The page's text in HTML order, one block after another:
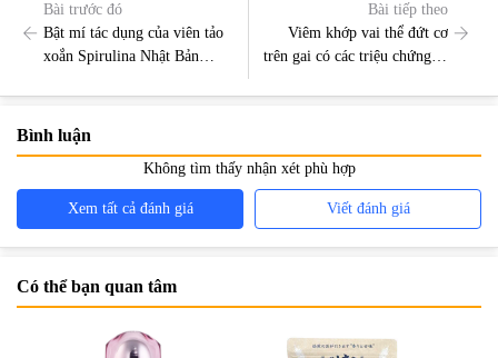
Bài trước đó
Bật mí tác dụng của viên tảo
xoắn Spirulina Nhật Bản
Bài tiếp theo
Viêm khớp vai thể đứt cơ
trên gai có các triệu chứng gì
Bình luận
Không tìm thấy nhận xét phù hợp
Xem tất cả đánh giá Viết đánh giá
Có thể bạn quan tâm